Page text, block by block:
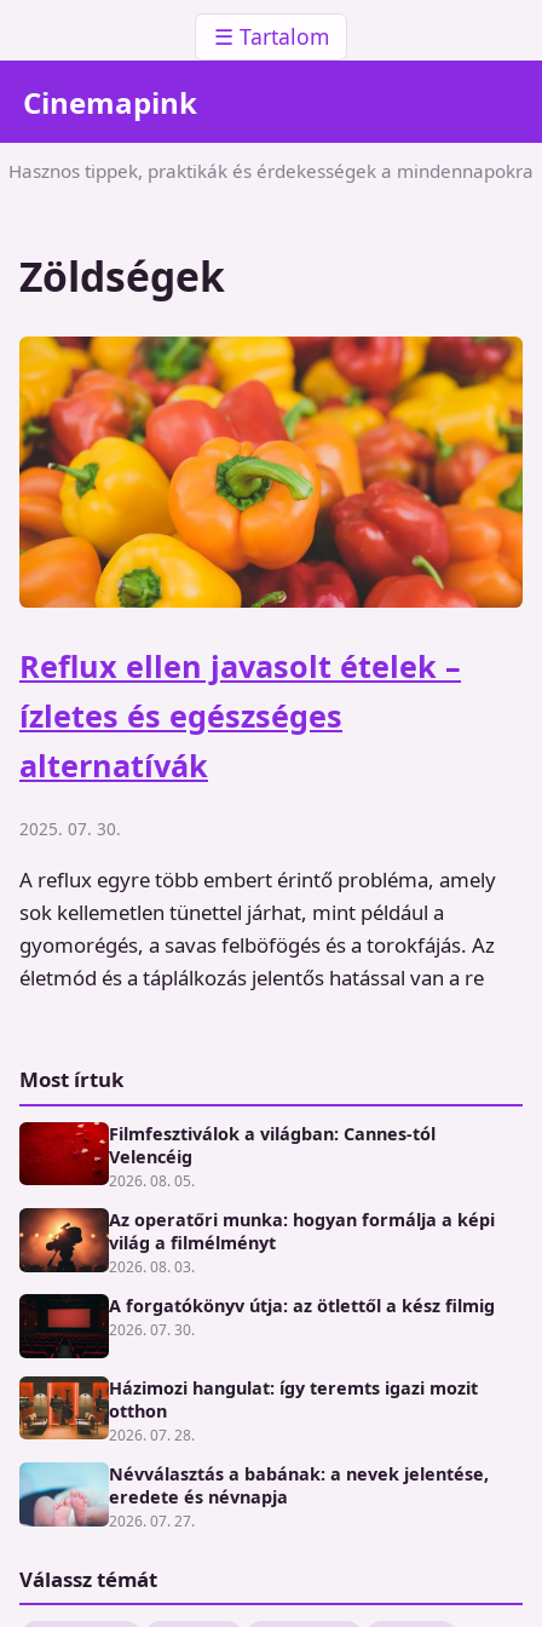
☰ Tartalom
Cinemapink
Hasznos tippek, praktikák és érdekességek a mindennapokra
Zöldségek
Reflux ellen javasolt ételek –
ízletes és egészséges
alternatívák
2025. 07. 30.
A reflux egyre több embert érintő probléma, amely
sok kellemetlen tünettel járhat, mint például a
gyomorégés, a savas felböfögés és a torokfájás. Az
életmód és a táplálkozás jelentős hatással van a re
Most írtuk
Filmfesztiválok a világban: Cannes-tól
Velencéig
2026. 08. 05.
Az operatőri munka: hogyan formálja a képi
világ a filmélményt
2026. 08. 03.
A forgatókönyv útja: az ötlettől a kész filmig
2026. 07. 30.
Házimozi hangulat: így teremts igazi mozit
otthon
2026. 07. 28.
Névválasztás a babának: a nevek jelentése,
eredete és névnapja
2026. 07. 27.
Válassz témát